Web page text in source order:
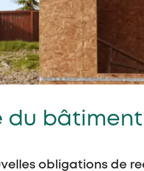
du
obligations de